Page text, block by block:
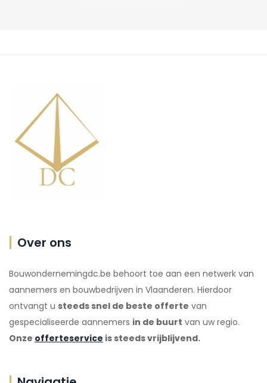
Over ons
Bouwondernemingdc.be behoort toe aan een netwerk van
aannemers en bouwbedrijven in Vlaanderen. Hierdoor
ontvangt u steeds snel de beste offerte van
gespecialiseerde aannemers in de buurt van uw regio.
Onze offerteservice is steeds vrijblijvend.